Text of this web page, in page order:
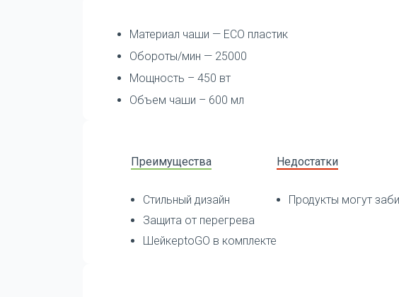
Материал чаши — ECO пластик
Обороты/мин — 25000
Мощность – 450 вт
Объем чаши – 600 мл
Преимущества
Стильный дизайн
Защита от перегрева
ШейкерtoGO в комплекте
Недостатки
Продукты могут